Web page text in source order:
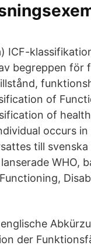
ICF-
begreppen för
of
of
occurs
till
WHO,
der